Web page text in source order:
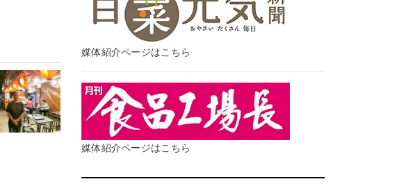
媒体紹介ページはこちら
媒体紹介ページはこちら